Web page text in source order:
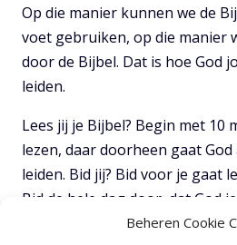
Beheren Cookie
Op die manier kunnen we de
voet gebruiken, op die manier
door de Bijbel. Dat is hoe God
leiden.
Lees jij je Bijbel? Begin met 10
lezen, daar doorheen gaat
leiden. Bid jij? Bid voor je gaat
Bid de hele dag door, dat God
versteld doen staan. Vraag